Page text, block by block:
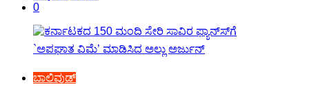
0
ಬಾಲಿವುಡ್